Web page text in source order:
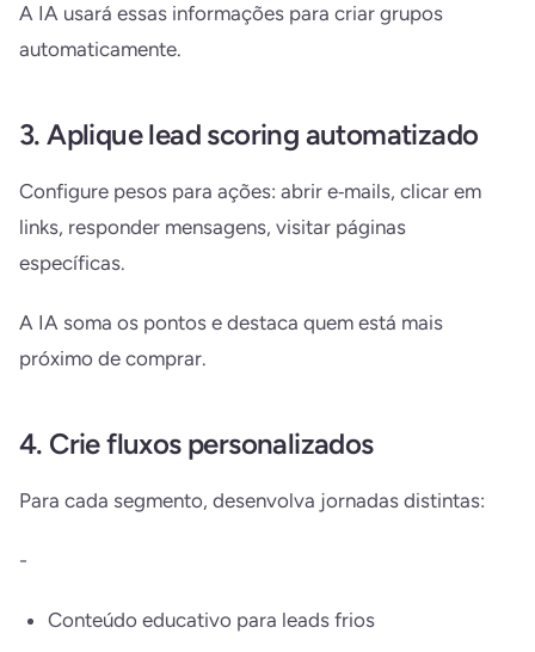
A IA usará essas informações para criar grupos
automaticamente.
3. Aplique lead scoring automatizado
Configure pesos para ações: abrir e‑mails, clicar em
links, responder mensagens, visitar páginas
específicas.
A IA soma os pontos e destaca quem está mais
próximo de comprar.
4. Crie fluxos personalizados
Para cada segmento, desenvolva jornadas distintas:
-
Conteúdo educativo para leads frios